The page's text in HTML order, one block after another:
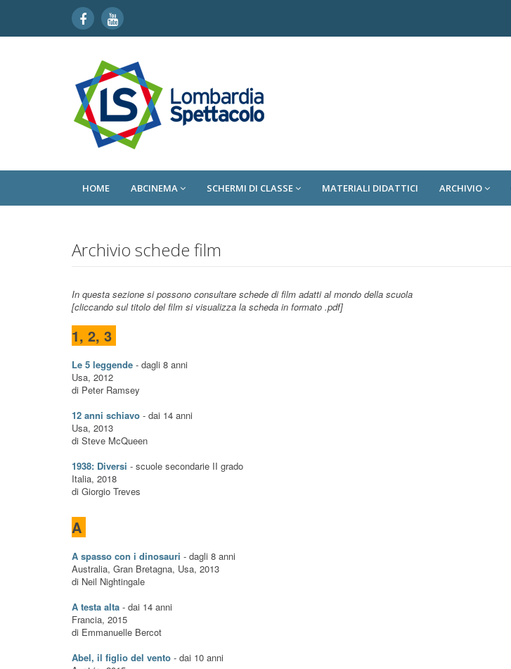
HOME ABCINEMA SCHERMI DI CLASSE MATERIALI DIDATTICI ARCHIVIO
Archivio schede film
In questa sezione si possono consultare schede di film adatti al mondo della scuola
[cliccando sul titolo del film si visualizza la scheda in formato .pdf]
1, 2, 3
Le 5 leggende - dagli 8 anni
Usa, 2012
di Peter Ramsey
12 anni schiavo - dai 14 anni
Usa, 2013
di Steve McQueen
1938: Diversi - scuole secondarie II grado
Italia, 2018
di Giorgio Treves
A
A spasso con i dinosauri - dagli 8 anni
Australia, Gran Bretagna, Usa, 2013
di Neil Nightingale
A testa alta - dai 14 anni
Francia, 2015
di Emmanuelle Bercot
Abel, il figlio del vento - dai 10 anni